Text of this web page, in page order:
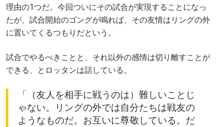
理由の1つだ。今回ついにその試合が実現することになっ
たが、試合開始のゴングが鳴れば、その友情はリングの外
に置いてくるつもりだという。
試合でやるべきことと、それ以外の感情は切り離すことが
できる、とロッタンは話している。
「（友人を相手に戦うのは）難しいことじ
ゃない。リングの外では自分たちは戦友の
ようなものだ。お互いに尊敬している。だ